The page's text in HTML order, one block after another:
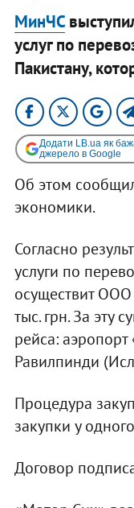
МинЧС
услуг по
Пакистану,
Додати LB.ua як
джерело в Google
Об этом
экономики.
Согласно
услуги по
осуществит ООО
тыс. грн. За эту
рейса:
Равилпинди
Процедура
закупки у
Договор